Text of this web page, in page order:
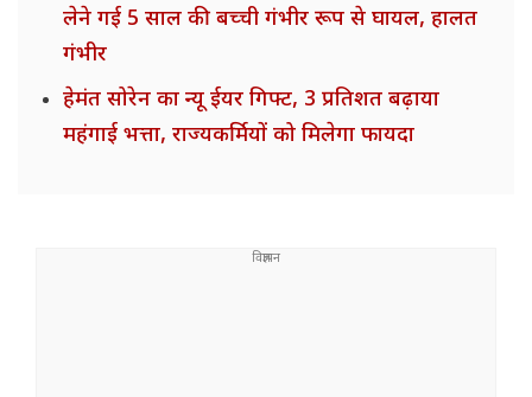
लेने गई 5 साल की बच्ची गंभीर रूप से घायल, हालत
गंभीर
हेमंत सोरेन का न्यू ईयर गिफ्ट, 3 प्रतिशत बढ़ाया
महंगाई भत्ता, राज्यकर्मियों को मिलेगा फायदा